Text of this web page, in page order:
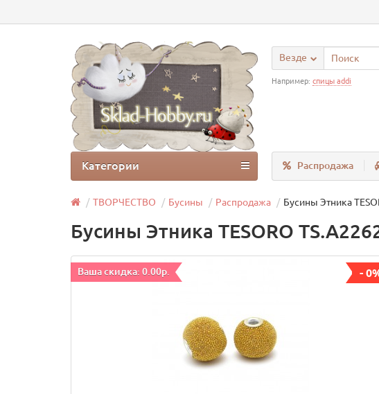
Везде
Например: спицы addi
Распродажа
Категории
ТВОРЧЕСТВО Бусины Распродажа Бусины Этника
Бусины Этника TESORO
Ваша скидка: 0.00р. -